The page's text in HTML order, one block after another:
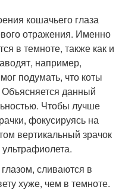
кошачьего глаза
отражения. Именно
в темноте, также как и
например,
подумать, что коты
данный
Чтобы лучше
фокусируясь на
вертикальный зрачок
сливаются в
хуже, чем в темноте.